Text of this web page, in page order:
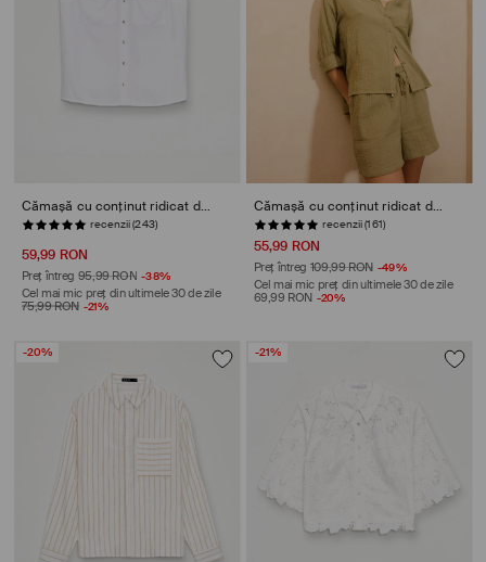
Cămașă cu conținut ridicat de viscoză
STOC REDUS
59,99 RON
Preț întreg 95,99 RON -38%
Cel mai mic preț din ultimele 30 de zile
75,99 RON -21%
Cămașă cu conținut ridicat de bumbac
recenzii (161)
55,99 RON
Preț întreg 109,99 RON -49%
Cel mai mic preț din ultimele 30 de zile
69,99 RON -20%
-20% -21%